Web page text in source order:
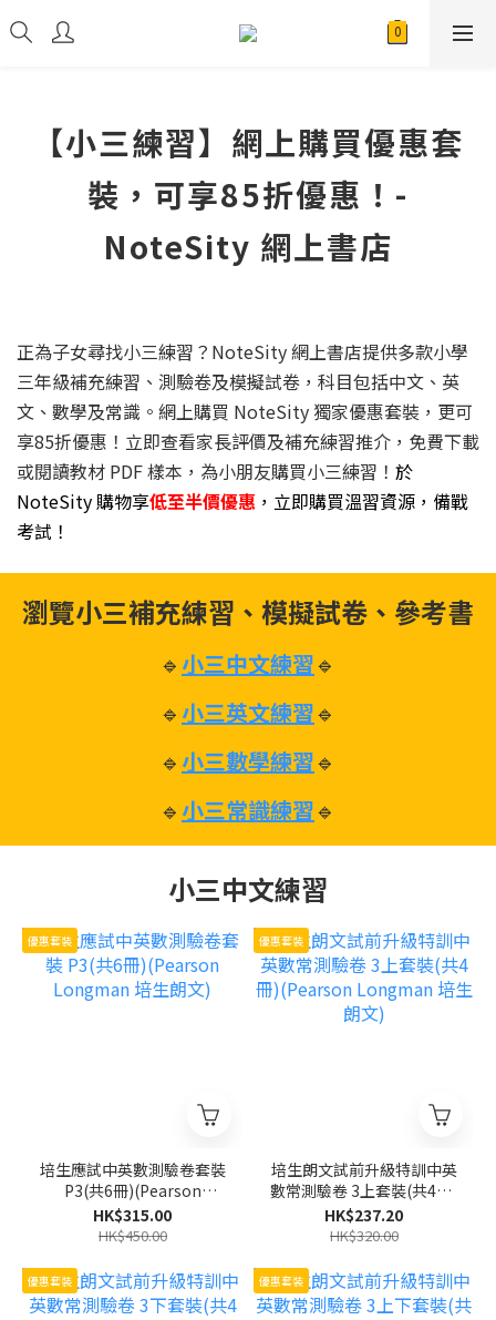
【小三練習】網上購買優惠套
裝，可享85折優惠！-
NoteSity 網上書店
正為子女尋找小三練習？NoteSity 網上書店提供多款小學
三年級補充練習、測驗卷及模擬試卷，科目包括中文、英
文、數學及常識。網上購買 NoteSity 獨家優惠套裝，更可
享85折優惠！立即查看家長評價及補充練習推介，免費下載
或閱讀教材 PDF 樣本，為小朋友購買小三練習！ 於
NoteSity 購物享低至半價優惠 ，立即購買溫習資源，備戰
考試！
瀏覽小三補充練習、模擬試卷、參考書
🔹 小三中文練習🔹
🔹 小三英文練習🔹
🔹 小三數學練習🔹
🔹 小三常識練習🔹
小三中文練習
優惠套裝
培生應試中英數測驗卷套裝
P3(共6冊)(Pearson
Longman 培生朗文)
HK$315.00
HK$450.00
優惠套裝
培生朗文試前升級特訓中英
數常測驗卷 3上套裝(共4冊)
(Pearson Longman 培生
朗文)
HK$237.20
HK$320.00
優惠套裝 優惠套裝